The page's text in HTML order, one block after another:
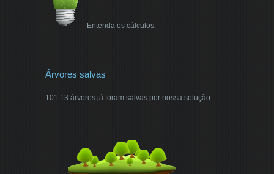
Entenda os cálculos.
Árvores salvas
101.13 árvores já foram salvas por nossa solução.